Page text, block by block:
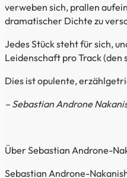
verweben sich, prallen
dramatischer Dichte zu
Jedes Stück steht für sich,
Leidenschaft pro Track (den
Dies ist opulente,
– Sebastian Androne
Über Sebastian Androne-
Sebastian Androne-